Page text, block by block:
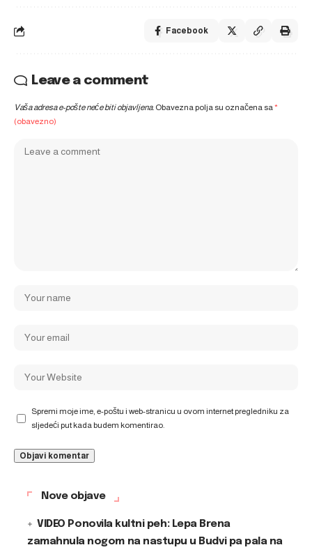
Facebook
Leave a comment
Vaša adresa e-pošte neće biti objavljena. Obavezna polja su označena sa*
(obavezno)
Spremi moje ime, e-poštu i web-stranicu u ovom internet pregledniku za
sljedeći put kada budem komentirao.
Nove objave
VIDEO Ponovila kultni peh: Lepa Brena
zamahnula nogom na nastupu u Budvi pa pala na